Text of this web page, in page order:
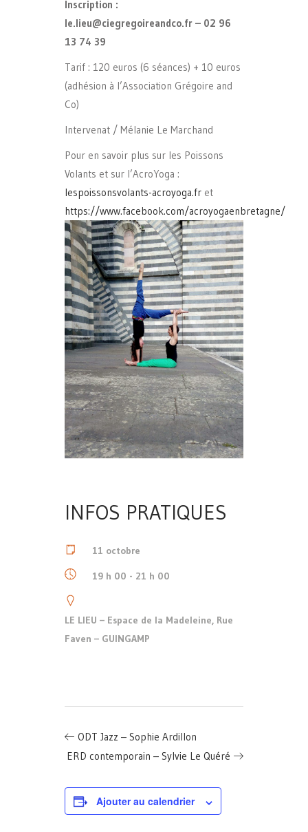
Inscription :
le.lieu@ciegregoireandco.fr – 02 96
13 74 39
Tarif : 120 euros (6 séances) + 10 euros
(adhésion à l’Association Grégoire and
Co)
Intervenat / Mélanie Le Marchand
Pour en savoir plus sur les Poissons
Volants et sur l’AcroYoga :
lespoissonsvolants-acroyoga.fr et
https://www.facebook.com/acroyogaenbretagne/
INFOS PRATIQUES
11 octobre
19 h 00 - 21 h 00
LE LIEU – Espace de la Madeleine, Rue
Faven – GUINGAMP
ODT Jazz – Sophie Ardillon
ERD contemporain – Sylvie Le Quéré
Ajouter au calendrier